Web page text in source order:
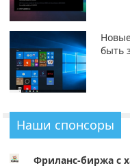
быть
Наши спонсоры
Фриланс-биржа с